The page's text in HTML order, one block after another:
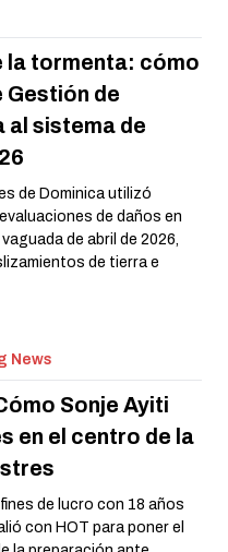
impression.
la tormenta: cómo
Gestión de
al sistema de
de Dominica utilizó
de daños en
de abril de 2026,
de tierra e
comunidades
News
Sonje Ayiti
en el centro de la
de lucro con 18 años
con HOT para poner el